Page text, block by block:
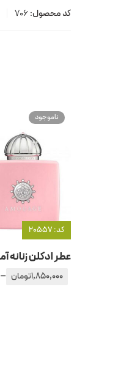
کد محصول:706
ناموجود
کد: 20557
1,850,000تومان –